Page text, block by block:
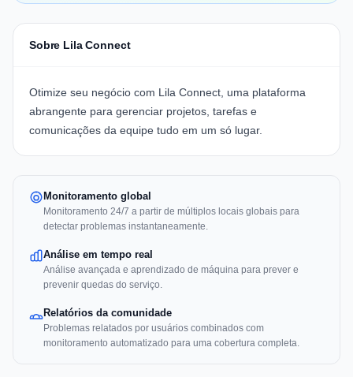
Sobre Lila Connect
Otimize seu negócio com Lila Connect, uma plataforma
abrangente para gerenciar projetos, tarefas e
comunicações da equipe tudo em um só lugar.
Monitoramento global
Monitoramento 24/7 a partir de múltiplos locais globais para
detectar problemas instantaneamente.
Análise em tempo real
Análise avançada e aprendizado de máquina para prever e
prevenir quedas do serviço.
Relatórios da comunidade
Problemas relatados por usuários combinados com
monitoramento automatizado para uma cobertura completa.